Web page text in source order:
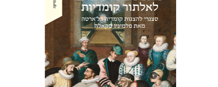
אהובה בלקין עמרי סמית